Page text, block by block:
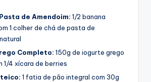
de Amendoim: 1/2 banana
1 colher de chá de pasta de
Completo: 150g de iogurte grego
1/4 xícara de berries
1 fatia de pão integral com 30g